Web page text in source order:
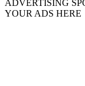
ADVERTISING
YOUR ADS HERE